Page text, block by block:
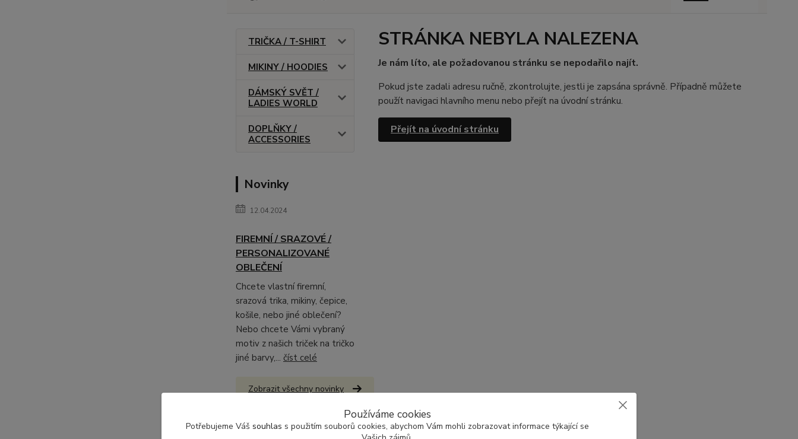
TRIČKA / T-SHIRT
MIKINY / HOODIES
DÁMSKÝ SVĚT /
LADIES WORLD
DOPLŇKY /
ACCESSORIES
Novinky
12.04.2024
FIREMNÍ / SRAZOVÉ /
PERSONALIZOVANÉ
OBLEČENÍ
Chcete vlastní firemní,
srazová trika, mikiny, čepice,
košile, nebo jiné oblečení?
Nebo chcete Vámi vybraný
motiv z našich triček na tričko
jiné barvy,... číst celé
Zobrazit všechny novinky
Nepropásněte
STRÁNKA NEBYLA NALEZENA
Je nám líto, ale požadovanou stránku se nepodařilo najít.
Pokud jste zadali adresu ručně, zkontrolujte, jestli je zapsána správně. Případně můžete
použít navigaci hlavního menu nebo přejít na úvodní stránku.
Přejít na úvodní stránku
Používáme cookies
Potřebujeme Váš souhlas s použitím souborů cookies, abychom Vám mohli zobrazovat informace týkající se